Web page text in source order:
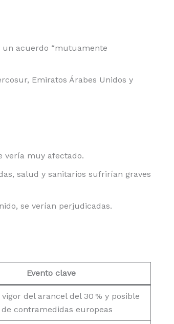
un acuerdo “mutuamente
Emiratos Árabes Unidos y
vería muy afectado.
salud y sanitarios sufrirían graves
se verían perjudicadas.
Evento clave
del arancel del 30 % y posible
contramedidas europeas